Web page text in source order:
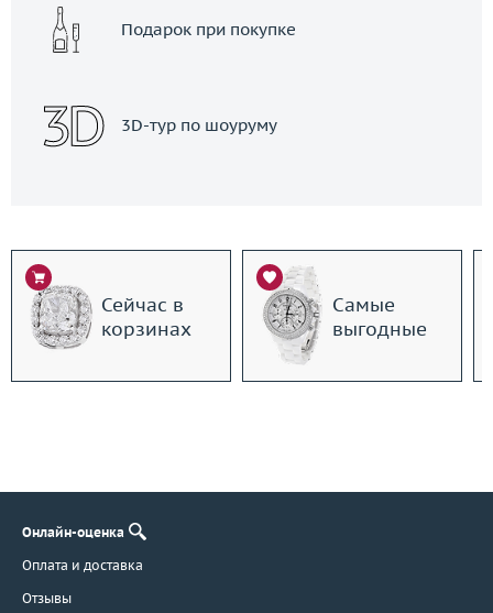
Подарок при покупке
3D-тур по шоуруму
Сейчас в
корзинах
Самые
выгодные
Онлайн-оценка
Оплата и доставка
Отзывы